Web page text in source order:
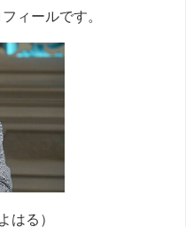
ィールです。
はる）